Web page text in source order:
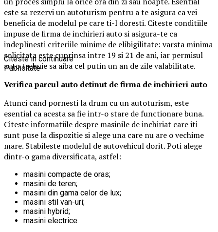
este sa rezervi un autoturism pentru a te asigura ca vei
beneficia de modelul pe care ti-l doresti. Citeste conditiile
impuse de firma de inchirieri auto si asigura-te ca
indeplinesti criteriile minime de elibigilitate: varsta minima
solicitata este cuprinsa intre 19 si 21 de ani, iar permisul
auto trebuie sa aiba cel putin un an de zile valabilitate.
Verifica parcul auto detinut de firma de inchirieri auto
Atunci cand pornesti la drum cu un autoturism, este
esential ca acesta sa fie intr-o stare de functionare buna.
Citeste informatiile despre masinile de inchiriat care iti
sunt puse la dispozitie si alege una care nu are o vechime
mare. Stabileste modelul de autovehicul dorit. Poti alege
dintr-o gama diversificata, astfel:
masini compacte de oras;
masini de teren;
masini din gama celor de lux;
masini stil van-uri;
masini hybrid;
masini electrice.
Citeste in continuare
Publicitate